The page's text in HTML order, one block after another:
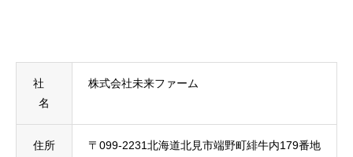
社
名
株式会社未来ファーム
住所
〒099-2231北海道北見市端野町緋牛内179番地